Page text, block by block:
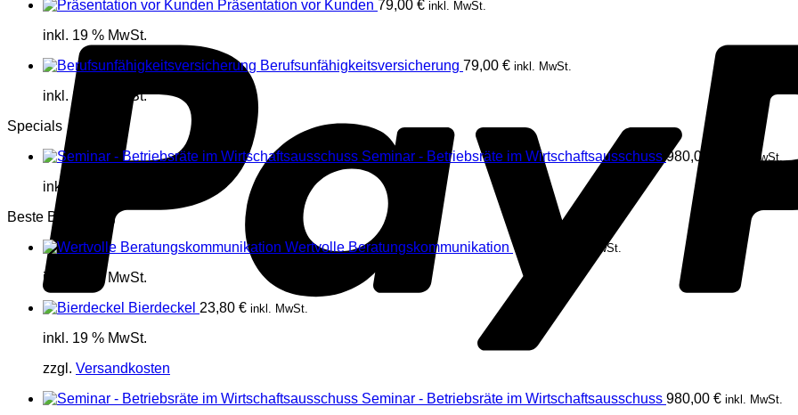
Präsentation vor Kunden 79,00 € inkl. MwSt.
inkl. 19 % MwSt.
Berufsunfähigkeitsversicherung 79,00 € inkl. MwSt.
inkl. 19 % MwSt.
Specials
Seminar - Betriebsräte im Wirtschaftsausschuss 980,00 inkl. MwSt.
inkl. 19 % MwSt.
Beste Bewertung
Wertvolle Beratungskommunikation 79,00 inkl. MwSt.
inkl. 19 % MwSt.
Bierdeckel 23,80 € inkl. MwSt.
inkl. 19 % MwSt.
zzgl. Versandkosten
Seminar - Betriebsräte im Wirtschaftsausschuss 980,00 € inkl. MwSt.